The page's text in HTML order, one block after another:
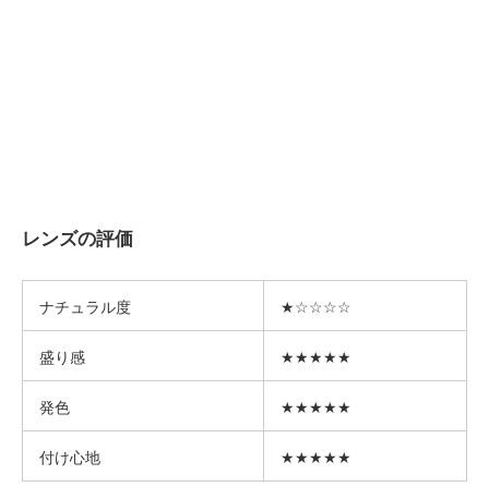
レンズの評価
ナチュラル度 ★☆☆☆☆
盛り感 ★★★★★
発色 ★★★★★
付け心地 ★★★★★